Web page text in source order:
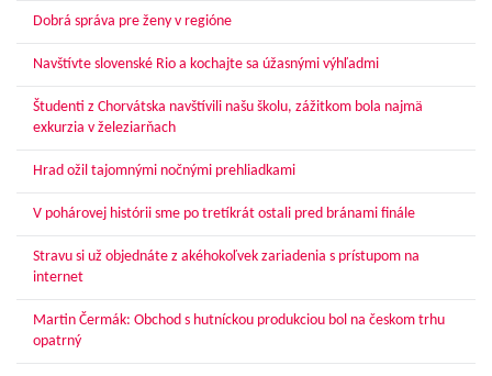
Dobrá správa pre ženy v regióne
Navštívte slovenské Rio a kochajte sa úžasnými výhľadmi
Študenti z Chorvátska navštívili našu školu, zážitkom bola najmä
exkurzia v železiarňach
Hrad ožil tajomnými nočnými prehliadkami
V pohárovej histórii sme po tretíkrát ostali pred bránami finále
Stravu si už objednáte z akéhokoľvek zariadenia s prístupom na
internet
Martin Čermák: Obchod s hutníckou produkciou bol na českom trhu
opatrný